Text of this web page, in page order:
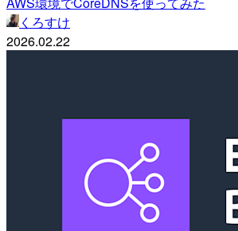
くろすけ
2026.02.22